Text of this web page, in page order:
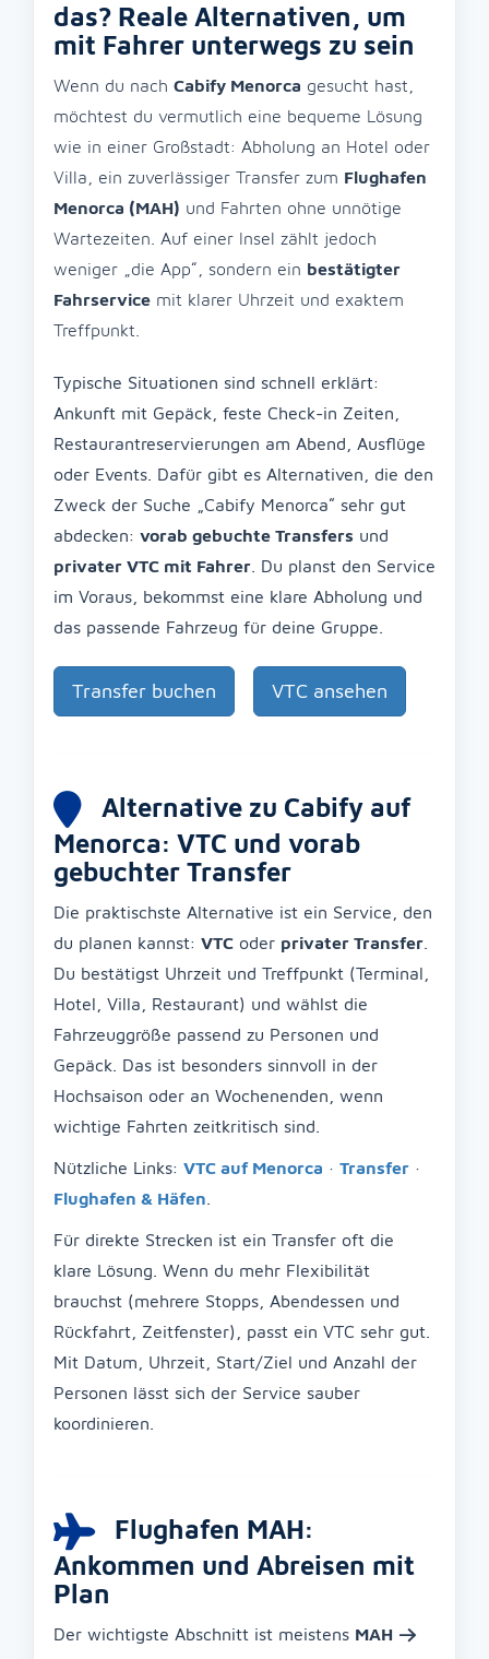
das? Reale Alternativen, um
mit Fahrer unterwegs zu sein
Wenn du nach Cabify Menorca gesucht hast,
möchtest du vermutlich eine bequeme Lösung
wie in einer Großstadt: Abholung an Hotel oder
Villa, ein zuverlässiger Transfer zum Flughafen
Menorca (MAH) und Fahrten ohne unnötige
Wartezeiten. Auf einer Insel zählt jedoch
weniger „die App“, sondern ein bestätigter
Fahrservice mit klarer Uhrzeit und exaktem
Treffpunkt.
Typische Situationen sind schnell erklärt:
Ankunft mit Gepäck, feste Check-in Zeiten,
Restaurantreservierungen am Abend, Ausflüge
oder Events. Dafür gibt es Alternativen, die den
Zweck der Suche „Cabify Menorca“ sehr gut
abdecken: vorab gebuchte Transfers und
privater VTC mit Fahrer . Du planst den Service
im Voraus, bekommst eine klare Abholung und
das passende Fahrzeug für deine Gruppe.
Transfer buchen VTC ansehen
Alternative zu Cabify auf
Menorca: VTC und vorab
gebuchter Transfer
Die praktischste Alternative ist ein Service, den
du planen kannst: VTC oder privater Transfer
Du bestätigst Uhrzeit und Treffpunkt (Terminal,
Hotel, Villa, Restaurant) und wählst die
Fahrzeuggröße passend zu Personen und
Gepäck. Das ist besonders sinnvoll in der
Hochsaison oder an Wochenenden, wenn
wichtige Fahrten zeitkritisch sind.
Nützliche Links: VTC auf Menorca · Transfer ·
Flughafen & Häfen
Für direkte Strecken ist ein Transfer oft die
klare Lösung. Wenn du mehr Flexibilität
brauchst (mehrere Stopps, Abendessen und
Rückfahrt, Zeitfenster), passt ein VTC sehr gut.
Mit Datum, Uhrzeit, Start/Ziel und Anzahl der
Personen lässt sich der Service sauber
koordinieren.
Flughafen MAH:
Ankommen und Abreisen mit
Plan
Der wichtigste Abschnitt ist meistens MAH →